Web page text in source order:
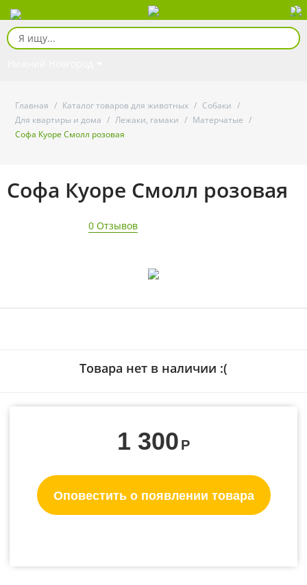
Главная / Каталог товаров для животных / Собаки /
Для квартиры и дома / Лежаки, гамаки / Матерчатые /
Софа Куоре Смолл розовая
Софа Куоре Смолл розовая
0 Отзывов
Товара нет в наличии :(
1 300 Р
Оповестить о появлении товара